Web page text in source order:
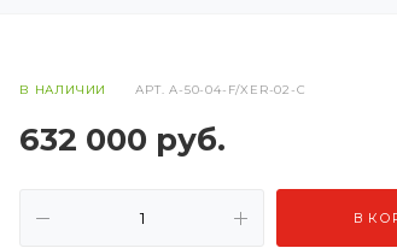
В НАЛИЧИИ АРТ.A-50-04-F/XER-02-C
632 000 руб.
В